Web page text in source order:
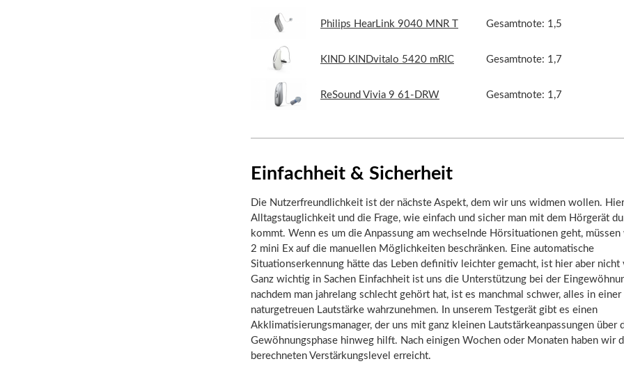
Philips HearLink 9040 MNR T Gesamtnote: 1,5
KIND KINDvitalo 5420 mRIC Gesamtnote: 1,7
ReSound Vivia 9 61-DRW Gesamtnote: 1,7
Einfachheit & Sicherheit
Die Nutzerfreundlichkeit ist der nächste Aspekt, dem wir uns widmen wollen.
Alltagstauglichkeit und die Frage, wie einfach und sicher man mit dem Hörgerät
kommt. Wenn es um die Anpassung am wechselnde Hörsituationen geht,
2 mini Ex auf die manuellen Möglichkeiten beschränken. Eine automatische
Situationserkennung hätte das Leben definitiv leichter gemacht, ist hier aber nicht
Ganz wichtig in Sachen Einfachheit ist uns die Unterstützung bei der
nachdem man jahrelang schlecht gehört hat, ist es manchmal schwer, alles in einer
naturgetreuen Lautstärke wahrzunehmen. In unserem Testgerät gibt es einen
Akklimatisierungsmanager, der uns mit ganz kleinen Lautstärkeanpassungen über
Gewöhnungsphase hinweg hilft. Nach einigen Wochen oder Monaten haben wir
berechneten Verstärkungslevel erreicht.